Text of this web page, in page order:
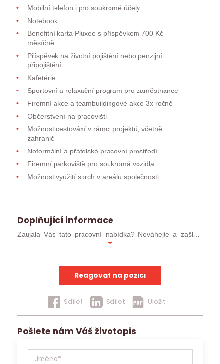
Mobilní telefon i pro soukromé účely
Notebook
Benefitní karta Pluxee s příspěvkem 700 Kč
měsíčně
Příspěvek na životní pojištění nebo penzijní
připojištění
Kafetérie
Sportovní a relaxační program pro zaměstnance
Firemní akce a teambuildingové akce 3x ročně
Občerstvení na pracovišti
Možnost cestování v rámci projektů, včetně
zahraničí
Neformální a přátelské pracovní prostředí
Firemní parkoviště pro soukromá vozidla
Možnost využití sprch v areálu společnosti
Doplňující informace
Zaujala Vás tato pracovní nabídka? Neváhejte a zašlete
svůj profesní životopis ve formátu MS WORD (ideálně
absolvoval/a pohovor, můžete kontaktovat přímo svého
Uchazeče, kteří postoupí do užšího kola, budeme
kontaktovat obratem. Ostatní uchazeče budeme
pracovní nabídku.
Reagovat na pozici
Sdílet Sdílet Uložit
Pošlete nám Váš životopis